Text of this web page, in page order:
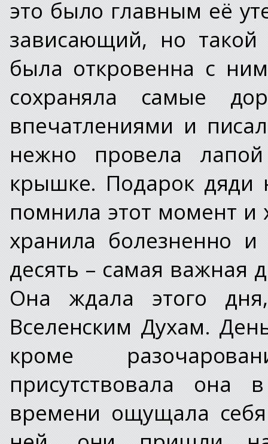
это было главным её
зависающий, но
была откровенна с
сохраняла самые
впечатлениями и
нежно провела
крышке. Подарок дяди
помнила этот момент и
хранила болезненно
десять – самая важная
Она ждала этого
Вселенским Духам.
кроме
присутствовала она
времени ощущала